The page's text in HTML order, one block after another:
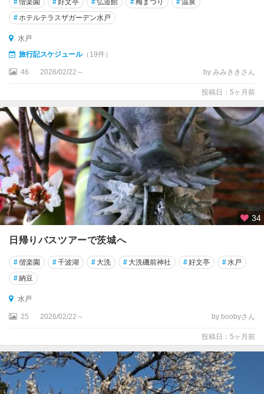
#偕楽園 #好文亭 #弘道館 #梅まつり #温泉
#ホテルテラスザガーデン水戸
水戸
旅行記スケジュール（19件）
46 2026/02/22～ by みみききさん
投稿日：5ヶ月前
34
日帰りバスツアーで茨城へ
#偕楽園 #千波湖 # 大洗 # 大洗磯前神社 #好文亭 #水戸
#納豆
水戸
25 2026/02/22～ by boobyさん
投稿日：5ヶ月前